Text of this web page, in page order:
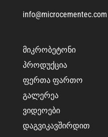
info@microcementec.com
ᲛᲘᲙᲠᲝᲑᲔᲢᲝᲜᲘ
ᲞᲠᲝᲓᲣᲥᲪᲘᲐ
ᲤᲔᲠᲗᲐ ᲤᲐᲠᲗᲝ
ᲒᲐᲚᲔᲠᲔᲐ
ᲕᲘᲓᲔᲝᲔᲑᲘ
ᲓᲐᲒᲕᲘᲙᲐᲕᲨᲘᲠᲓᲘᲗ